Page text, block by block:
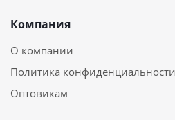
Компания
О компании
Политика конфиденциальности
Оптовикам